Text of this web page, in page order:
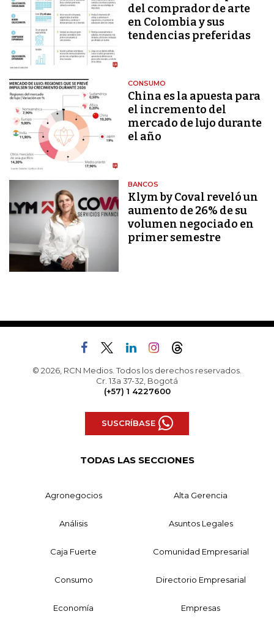
del comprador de arte
en Colombia y sus
tendencias preferidas
CONSUMO
China es la apuesta para
el incremento del
mercado de lujo durante
el año
BANCOS
Klym by Coval reveló un
aumento de 26% de su
volumen negociado en
primer semestre
© 2026, RCN Medios. Todos los derechos reservados.
Cr. 13a 37-32, Bogotá
(+57) 1 4227600
SUSCRÍBASE
TODAS LAS SECCIONES
Agronegocios Alta Gerencia
Análisis Asuntos Legales
Caja Fuerte Comunidad Empresarial
Consumo Directorio Empresarial
Economía Empresas